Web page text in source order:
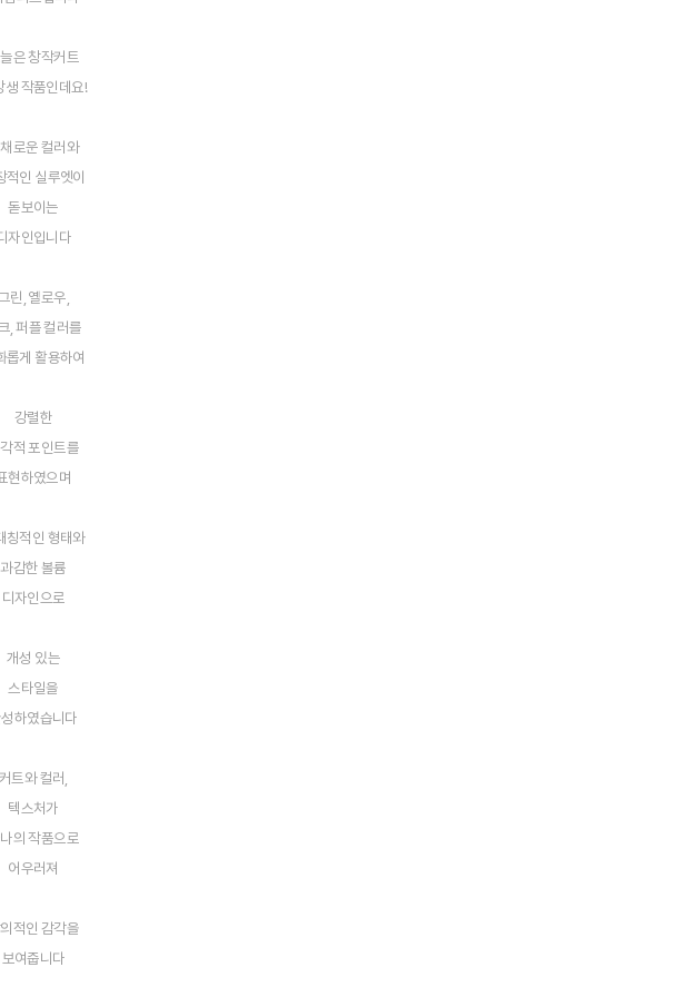
은 창작커트
생 작품인데요!
로운 컬러와
적인 실루엣이
돋보이는
자인입니다
린, 옐로우,
, 퍼플 컬러를
롭게 활용하여
강렬한
적 포인트를
현하였으며
칭적인 형태와
과감한 볼륨
디자인으로
개성 있는
스타일을
하였습니다
커트와 컬러,
텍스처가
의 작품으로
어우러져
적인 감각을
보여줍니다